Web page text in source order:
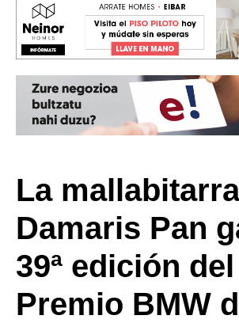
La mallabitarra
Damaris Pan
39ª edición del
Premio BMW